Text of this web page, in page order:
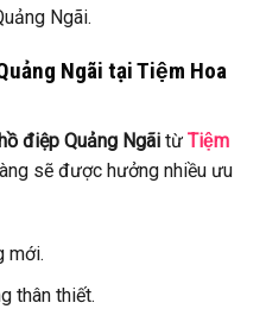
Ngãi.
Ngãi tại Tiệm Hoa
điệp Quảng Ngãi từ Tiệm
sẽ được hưởng nhiều ưu
mới.
thân thiết.